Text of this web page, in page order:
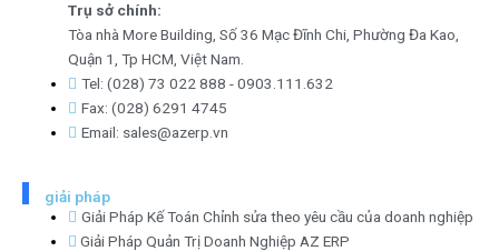
Trụ sở chính:
Tòa nhà More Building, Số 36 Mạc Đĩnh Chi, Phường Đa Kao,
Quận 1, Tp HCM, Việt Nam.
Tel: (028) 73 022 888 - 0903.111.632
Fax: (028) 6291 4745
Email: sales@azerp.vn
giải pháp
Giải Pháp Kế Toán Chỉnh sửa theo yêu cầu của doanh nghiệp
Giải Pháp Quản Trị Doanh Nghiệp AZ ERP